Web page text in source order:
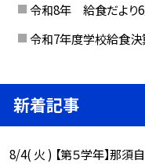
令和8年 給食だより
令和7年度学校給食決
新着記事
8/4( 火 ) 【第５学年】那須